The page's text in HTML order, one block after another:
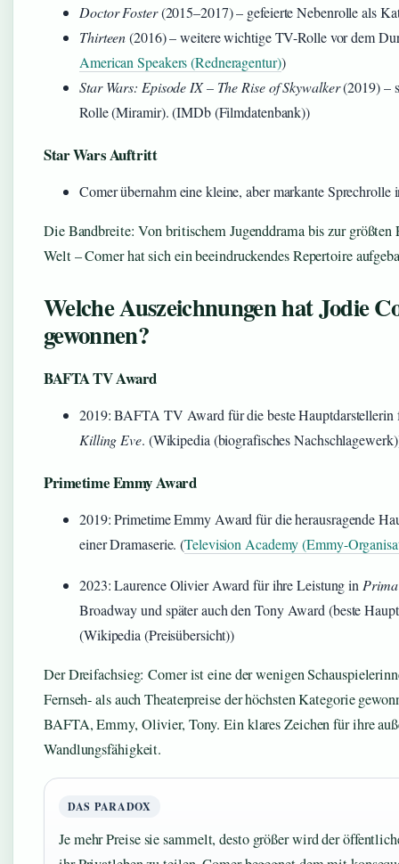
Doctor Foster(2015–2017) – gefeierte Nebenrolle als
Thirteen(2016) – weitere wichtige TV-Rolle vor dem
American Speakers (Redneragentur))
Star Wars: Episode IX – The Rise of Skywalker(2019) –
Rolle (Miramir). (IMDb (Filmdatenbank))
Star Wars Auftritt
Comer übernahm eine kleine, aber markante Sprechrolle
Die Bandbreite: Von britischem Jugenddrama bis zur größten
Welt – Comer hat sich ein beeindruckendes Repertoire
Welche Auszeichnungen hat Jodie
gewonnen?
BAFTA TV Award
2019: BAFTA TV Award für die beste Hauptdarstellerin
Killing Eve. (Wikipedia (biografisches
Primetime Emmy Award
2019: Primetime Emmy Award für die herausragende
einer Dramaserie. (Television Academy (Emmy-
2023: Laurence Olivier Award für ihre Leistung in
Broadway und später auch den Tony Award (beste
(Wikipedia (Preisübersicht))
Der Dreifachsieg: Comer ist eine der wenigen
Fernseh- als auch Theaterpreise der höchsten Kategorie
BAFTA, Emmy, Olivier, Tony. Ein klares Zeichen für ihre
Wandlungsfähigkeit.
DAS PARADOX
Je mehr Preise sie sammelt, desto größer wird der